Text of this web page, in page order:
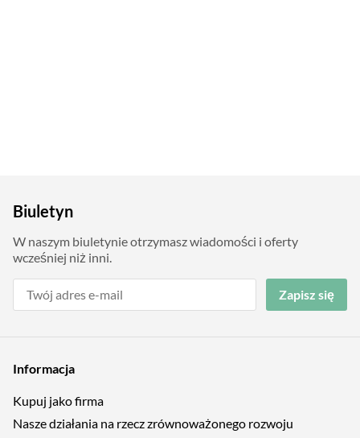
Biuletyn
W naszym biuletynie otrzymasz wiadomości i oferty
wcześniej niż inni.
Zapisz się
Informacja
Kupuj jako firma
Nasze działania na rzecz zrównoważonego rozwoju